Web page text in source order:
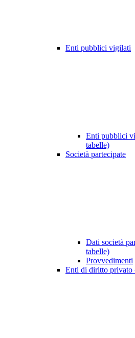
Enti pubblici vigilati
Enti pubblici
tabelle)
Società partecipate
Dati società
tabelle)
Provvedimenti
Enti di diritto privato